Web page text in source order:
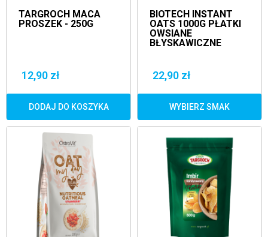
TARGROCH MACA
PROSZEK - 250G
12,90 zł
DODAJ DO KOSZYKA
BIOTECH INSTANT
OATS 1000G PŁATKI
OWSIANE
BŁYSKAWICZNE
22,90 zł
WYBIERZ SMAK